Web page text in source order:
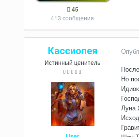
45
413 сообщения
Кассиопея
Истинный ценитель
Но
Луна